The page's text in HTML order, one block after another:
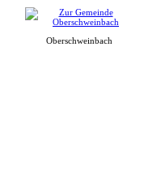
Oberschweinbach